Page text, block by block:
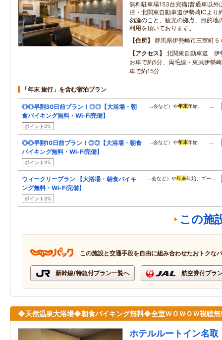
無料駐車場153台完備(普通車以外
沿・北関東自動車道伊勢崎ICよ
勿論のこと、観光の拠点、目的地
利用を頂いております。
住所
群馬県伊勢崎市三室町５
アクセス
北関東自動車道 伊
お車で約5分、両毛線・東武伊勢
車で約15分
「年末 旅行」を含む宿泊プラン
◎◎早割30日前プラン！◎◎【大浴場・朝
食バイキング無料・Wi-Fi完備】
ポイント2%
…会など）や年末年始、 …
◎◎早割10日前プラン！◎◎【大浴場・朝食
バイキング無料・Wi-Fi完備】
ポイント2%
…会など）や年末年始、 …
ウィークリープラン 【大浴場・朝食バイキ
ング無料・Wi-Fi完備】
ポイント2%
…会など）や年末年始、ゴー…
この施
この施設と交通手段を自由に組み合わせたおトクな
新幹線/特急付プラン一覧へ 航空券付プラ
◆天然温泉大浴場◆朝食バイキング無料◆全室ＷＯＷＯＷ視聴無
ホテルルートイン名取